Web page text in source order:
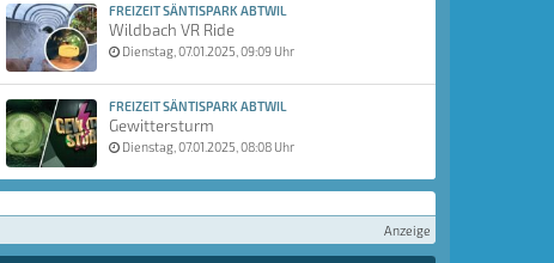
FREIZEIT SÄNTISPARK ABTWIL
Wildbach VR Ride
Dienstag, 07.01.2025, 09:09 Uhr
FREIZEIT SÄNTISPARK ABTWIL
Gewittersturm
Dienstag, 07.01.2025, 08:08 Uhr
Anzeige